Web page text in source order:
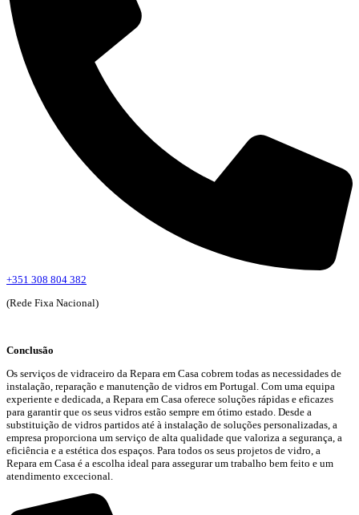
+351 308 804 382
(Rede Fixa Nacional)
Conclusão
Os serviços de vidraceiro da Repara em Casa cobrem todas as necessidades de
instalação, reparação e manutenção de vidros em Portugal. Com uma equipa
experiente e dedicada, a Repara em Casa oferece soluções rápidas e eficazes
para garantir que os seus vidros estão sempre em ótimo estado. Desde a
substituição de vidros partidos até à instalação de soluções personalizadas, a
empresa proporciona um serviço de alta qualidade que valoriza a segurança, a
eficiência e a estética dos espaços. Para todos os seus projetos de vidro, a
Repara em Casa é a escolha ideal para assegurar um trabalho bem feito e um
atendimento excecional.